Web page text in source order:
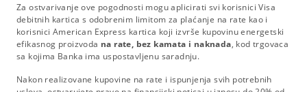
Za ostvarivanje ove pogodnosti mogu aplicirati svi korisnici Visa
debitnih kartica s odobrenim limitom za plaćanje na rate kao i
korisnici American Express kartica koji izvrše kupovinu energetski
efikasnog proizvoda na rate, bez kamata i naknada, kod trgovaca
sa kojima Banka ima uspostavljenu saradnju.
Nakon realizovane kupovine na rate i ispunjenja svih potrebnih